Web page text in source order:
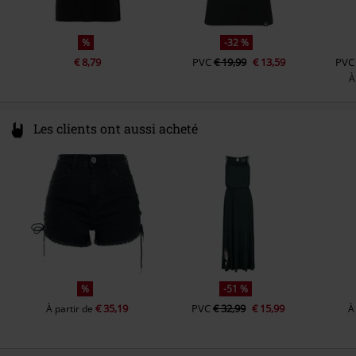
%
€ 8,79
-32 %
PVC€ 19,99 € 13,59 PVC
Les clients ont aussi acheté
%
À partir de€ 35,19
-51 %
PVC€ 32,99 € 15,99